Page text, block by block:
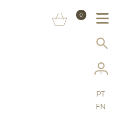
0
SERVIÇOS
MAIS CONTRASTARIA
PT
EN